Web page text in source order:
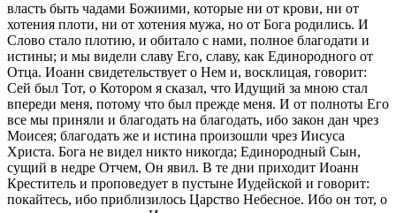
власть быть чадами Божиими, которые ни от крови, ни от
хотения плоти, ни от хотения мужа, но от Бога родились. И
Слово стало плотию, и обитало с нами, полное благодати и
истины; и мы видели славу Его, славу, как Единородного от
Отца. Иоанн свидетельствует о Нем и, восклицая, говорит:
Сей был Тот, о Котором я сказал, что Идущий за мною стал
впереди меня, потому что был прежде меня. И от полноты Его
все мы приняли и благодать на благодать, ибо закон дан чрез
Моисея; благодать же и истина произошли чрез Иисуса
Христа. Бога не видел никто никогда; Единородный Сын,
сущий в недре Отчем, Он явил. В те дни приходит Иоанн
Креститель и проповедует в пустыне Иудейской и говорит:
покайтесь, ибо приблизилось Царство Небесное. Ибо он тот, о